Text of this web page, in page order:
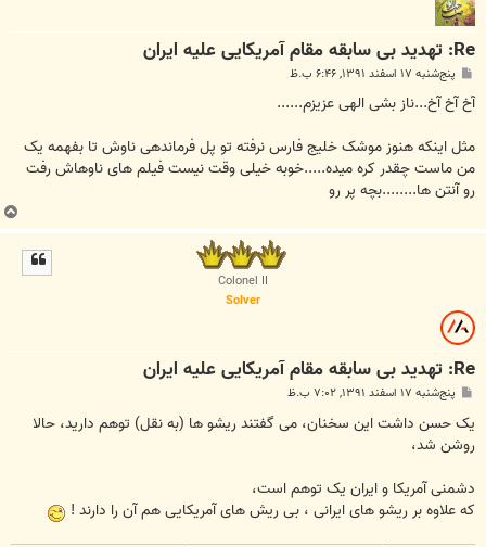
Re: تهدید بی سابقه مقام آمریکایی علیه ایران
پ
ت
پنج‌شنبه ۱۷ اسفند ۱۳۹۱, ۶:۴۶ ب.ظ
آخ آخ آخ...ناز بشی الهی عزیزم......
مثل اینکه هنوز موشک خلیج فارس نرفته تو پل فرماندهی ناوش تا بفهمه یک
من ماست چقدر کره میده.....خوبه خیلی وقت نیست فیلم های ناوهاش رفت
رو آنتن ها........بچه پر رو
ب
ا
Colonel II
Solver
Re: تهدید بی سابقه مقام آمریکایی علیه ایران
پ
ت
پنج‌شنبه ۱۷ اسفند ۱۳۹۱, ۷:۰۲ ب.ظ
یک حسن داشت این سخنان، می گفتند ریشو ها (به نقل) توهم دارید، حالا
روشن شد،
دشمنی آمریکا و ایران یک توهم است،
که علاوه بر ریشو های ایرانی ، بی ریش های آمریکایی هم آن را دارند !